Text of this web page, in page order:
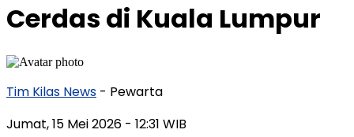
Cerdas di Kuala Lumpur
Tim Kilas News - Pewarta
Jumat, 15 Mei 2026 - 12:31 WIB